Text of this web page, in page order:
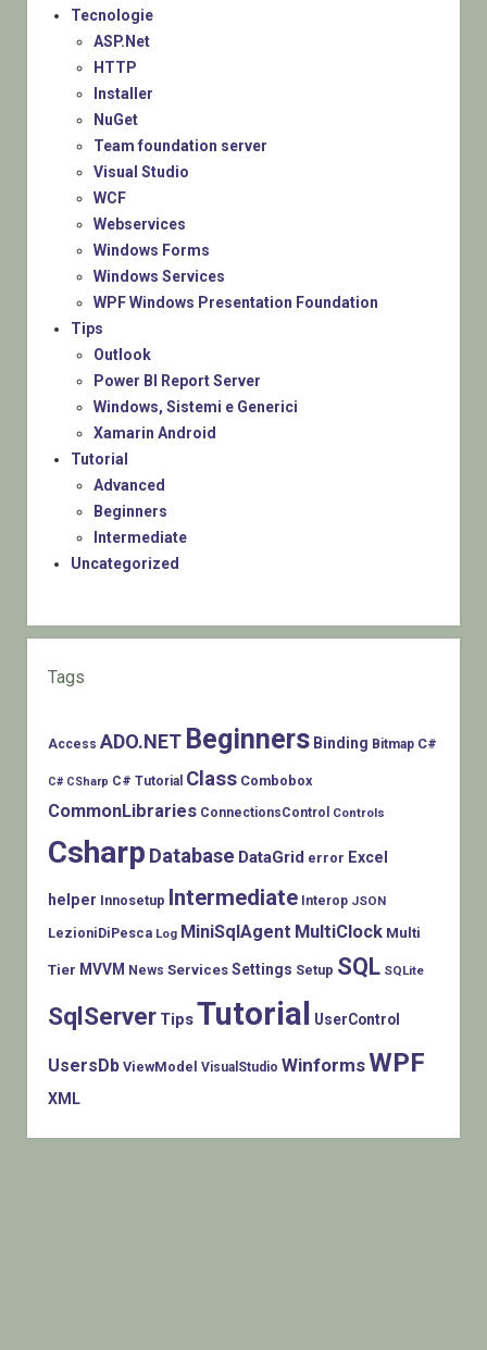
Tecnologie
ASP.Net
HTTP
Installer
NuGet
Team foundation server
Visual Studio
WCF
Webservices
Windows Forms
Windows Services
WPF Windows Presentation Foundation
Tips
Outlook
Power BI Report Server
Windows, Sistemi e Generici
Xamarin Android
Tutorial
Advanced
Beginners
Intermediate
Uncategorized
Tags
Access ADO.NET Beginners Binding Bitmap C#
C# CSharp C# Tutorial Class Combobox
CommonLibraries ConnectionsControl Controls
Csharp Database DataGrid error Excel
helper Innosetup Intermediate Interop JSON
LezioniDiPesca Log MiniSqlAgent MultiClock Multi
Tier MVVM News Services Settings Setup SQL SQLite
SqlServer TipsTutorial UserControl
UsersDb ViewModel VisualStudio WinformsWPF
XML